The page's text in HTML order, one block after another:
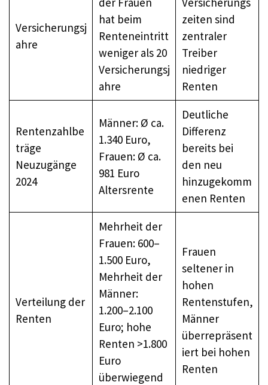
Versicherungsj
ahre
hat beim
Renteneintritt
weniger als 20
Versicherungsj
ahre
zeiten sind
zentraler
Treiber
niedriger
Renten
Rentenzahlbe
träge
Neuzugänge
2024
Männer: Ø ca.
1.340 Euro,
Frauen: Ø ca.
981 Euro
Altersrente
Deutliche
Differenz
bereits bei
den neu
hinzugekomm
enen Renten
Verteilung der
Renten
Mehrheit der
Frauen: 600–
1.500 Euro,
Mehrheit der
Männer:
1.200–2.100
Euro; hohe
Renten >1.800
Euro
überwiegend
Frauen
seltener in
hohen
Rentenstufen,
Männer
überrepräsent
iert bei hohen
Renten